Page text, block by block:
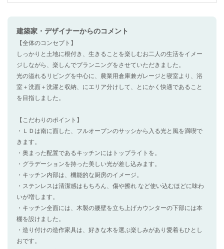
建築家・デザイナーからのコメント
【全体のコンセプト】
しっかりと土地に根付き、生きることを楽しむお二人の生活をイメー
ジしながら、楽しんでプランニングをさせていただきました。
光の溢れるリビングを中心に、農業用倉庫兼ガレージと寝室より、浴
室＋洗面＋洗濯と収納、にエリア分けして、とにかく快適であること
を目指しました。
【こだわりのポイント】
・ＬＤは南に面した、フルオープンのサッシから入る光と風を満喫で
きます。
・奥まった配置であるキッチンにはトップライトを。
・グラデーションを持った美しい光が差し込みます。
・キッチン内部は、機能的な厨房のイメージ。
・ステンレスは清潔感はもちろん、傷や擦れ など使い込むほどに味わ
いが増します。
・キッチン全面には、木製の腰壁を立ち上げカウンターの下部には本
棚を設けました。
・造り付けの造作家具は、好きな木を選ぶ楽しみがあり愛着もひとし
おです。